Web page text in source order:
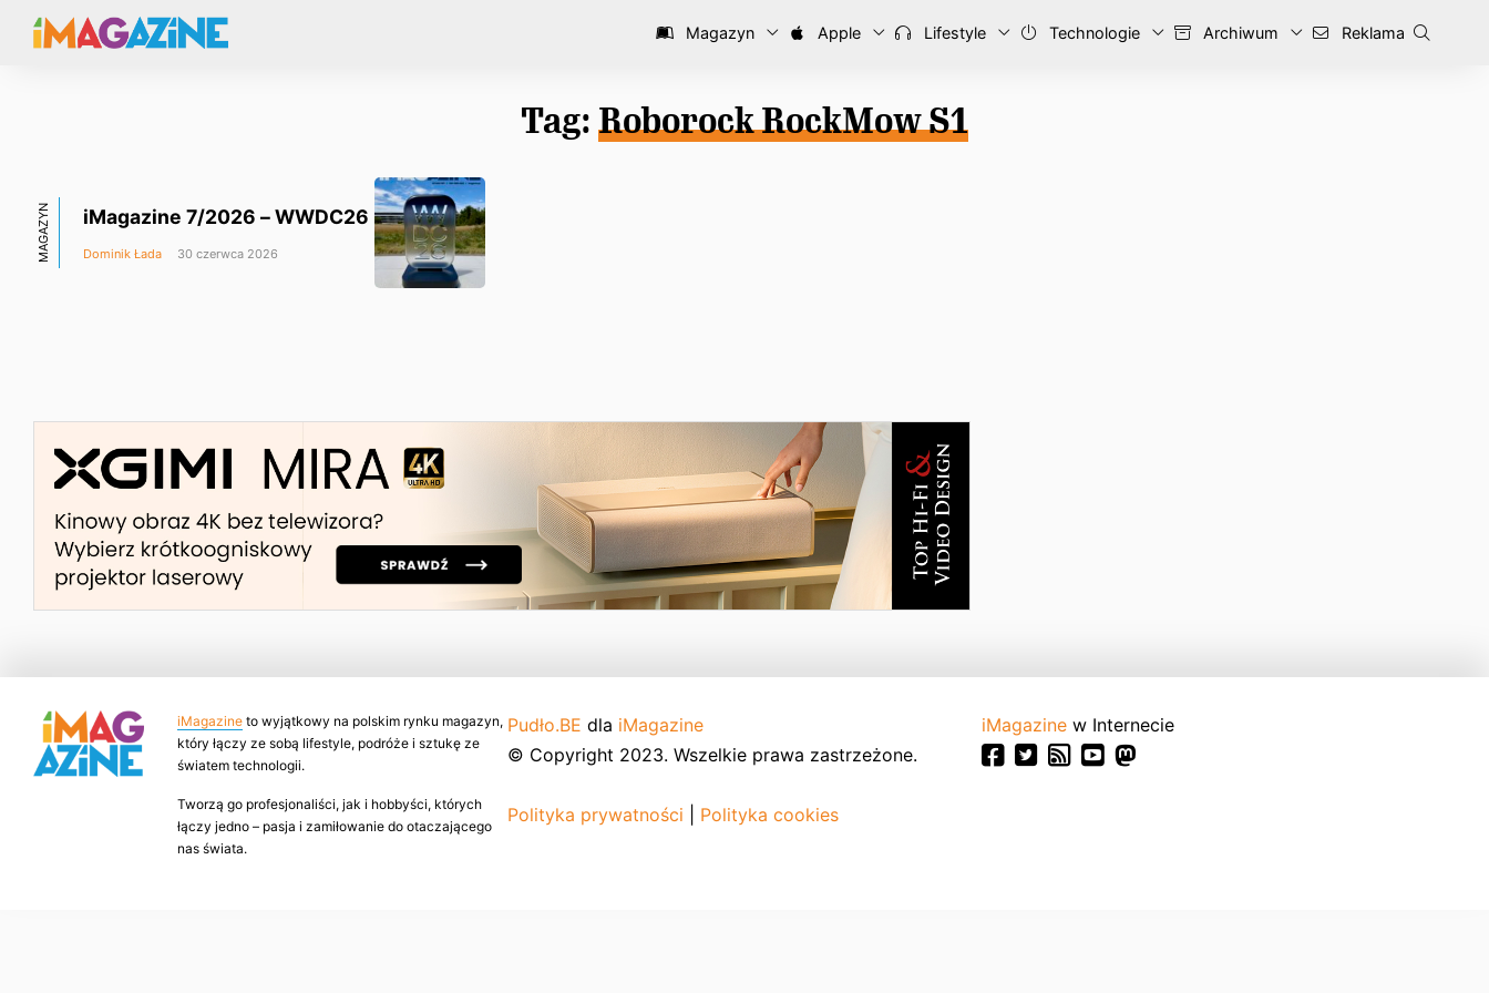
Magazyn Apple Lifestyle Technologie Archiwum Reklama
Tag: Roborock RockMow S1
MAGAZYN iMagazine 7/2026 – WWDC26
Dominik Łada 30 czerwca 2026
iMagazine to wyjątkowy na polskim rynku magazyn,
który łączy ze sobą lifestyle, podróże i sztukę ze
światem technologii.
Tworzą go profesjonaliści, jak i hobbyści, których
łączy jedno – pasja i zamiłowanie do otaczającego
nas świata.
Pudło.BE dla iMagazine
© Copyright 2023. Wszelkie prawa zastrzeżone.
Polityka prywatności Polityka cookies
iMagazine w Internecie